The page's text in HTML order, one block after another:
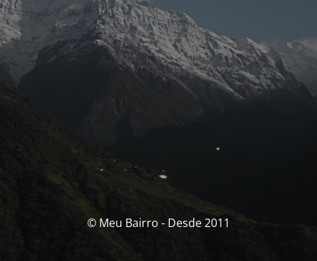
© Meu Bairro - Desde 2011